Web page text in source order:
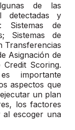
de las
detectadas y
Sistemas de
Sistemas de
Transferencias
Asignación de
Scoring.
importante
aspectos que
un plan
los factores
escoger una